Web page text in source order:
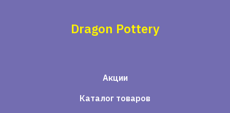
Dragon Pottery
Акции
Каталог товаров